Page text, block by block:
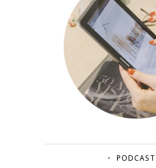
PODCAST